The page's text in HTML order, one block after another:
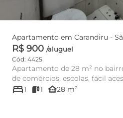
Apartamento em Carandiru -
R$ 900 /aluguel
Cód: 4425
Apartamento de 28 m² no
de comércios, escolas, fácil
metrô. Ide...
bed1 1 other_houses28 m²